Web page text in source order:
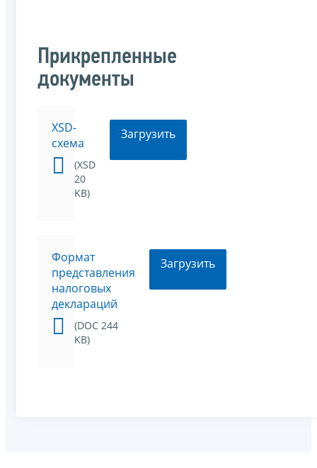
Прикрепленные
документы
XSD-
схема
(XSD
20
KB)
Загрузить
Формат
представления
налоговых
деклараций
(DOC 244
KB)
Загрузить